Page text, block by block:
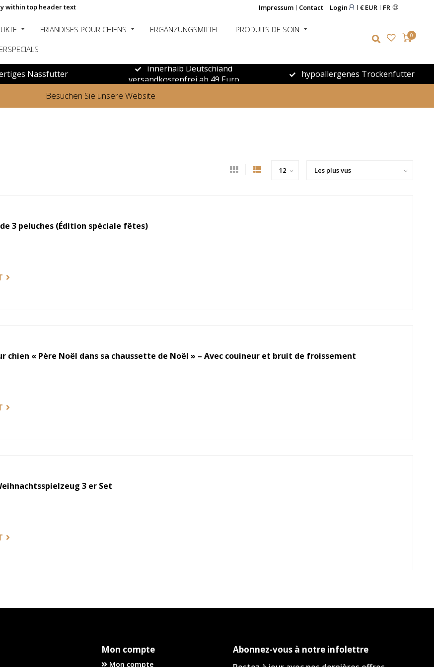
within top header text Impressum Contact Login € EUR FR
FRIANDISES POUR CHIENS ERGÄNZUNGSMITTEL
PRODUITS DE SOIN
0
Nassfutter
Innerhalb Deutschland
versandkostenfrei ab 49 Euro
hypoallergenes Trockenfutter
Besuchen Sie unsere Website
3 peluches (Édition spéciale fêtes)
chien « Père Noël dans sa chaussette de Noël » – Avec couineur et bruit de froissement
3 er Set
Mon compte
Mon compte
Abonnez-vous à notre infolettre